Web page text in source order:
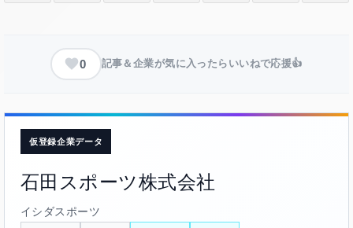
0 記事＆企業が気に入ったらいいねで応援👍
仮登録企業データ
石田スポーツ株式会社
イシダスポーツ